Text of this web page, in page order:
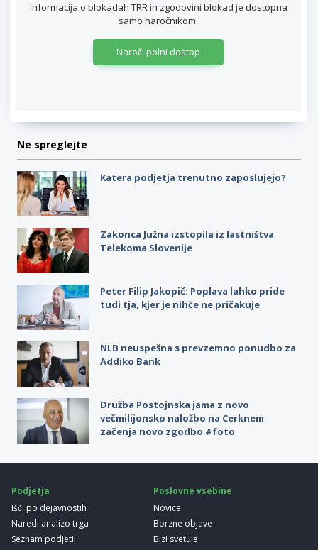
Informacija o blokadah TRR in zgodovini blokad je dostopna
samo naročnikom.
Naroči polni dostop
Ne spreglejte
Katera podjetja trenutno zaposlujejo?
Zakonca Južna izstopila iz lastništva
Telekoma Slovenije
Peter Filip Jakopič: Poplava lahko pride
tudi tja, kjer je nihče ne pričakuje
NLB neuspešna s prevzemno ponudbo za
Addiko Bank
Družba Postojnska jama z novo
večmilijonsko naložbo na Cerknem
začenja novo zgodbo #foto
Podjetja
Išči po dejavnostih
Naredi analizo trga
Seznam podjetij
Poslovne vsebine
Novice
Borzne objave
Bizi svetuje